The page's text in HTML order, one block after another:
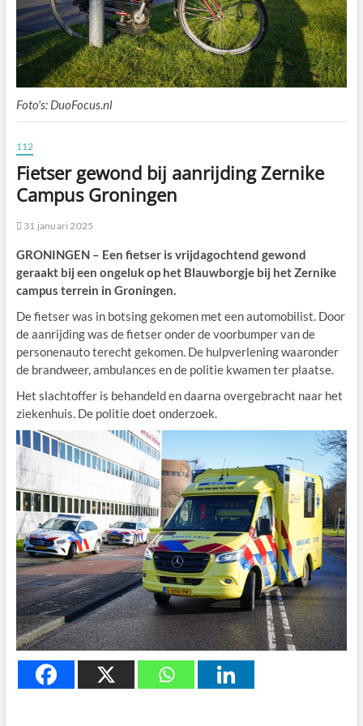
Foto's: DuoFocus.nl
112
Fietser gewond bij aanrijding Zernike
Campus Groningen
31 januari 2025
GRONINGEN – Een fietser is vrijdagochtend gewond
geraakt bij een ongeluk op het Blauwborgje bij het Zernike
campus terrein in Groningen.
De fietser was in botsing gekomen met een automobilist. Door
de aanrijding was de fietser onder de voorbumper van de
personenauto terecht gekomen. De hulpverlening waaronder
de brandweer, ambulances en de politie kwamen ter plaatse.
Het slachtoffer is behandeld en daarna overgebracht naar het
ziekenhuis. De politie doet onderzoek.